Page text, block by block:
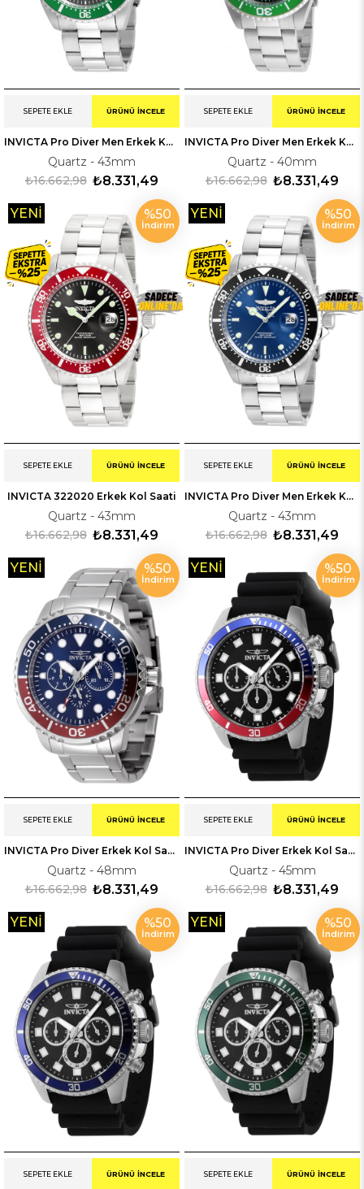
INVICTA Pro Diver Men Erkek Kol Saati 322021
Quartz - 43mm
₺8.331,49
₺16.662,98
SEPETE EKLE ÜRÜNÜ İNCELE
INVICTA Pro Diver Men Erkek Kol Saati 324947
Quartz - 40mm
₺8.331,49
₺16.662,98
SEPETE EKLE ÜRÜNÜ İNCELE
INVICTA 322020 Erkek Kol Saati
Quartz - 43mm
₺8.331,49
₺16.662,98
SEPETE EKLE ÜRÜNÜ İNCELE
%50
İndirim
YENI
INVICTA Pro Diver Men Erkek Kol Saati 322054
Quartz - 43mm
₺8.331,49
₺16.662,98
SEPETE EKLE ÜRÜNÜ İNCELE
%50
İndirim
YENI
INVICTA Pro Diver Erkek Kol Saati 247227
Quartz - 48mm
₺8.331,49
₺16.662,98
SEPETE EKLE ÜRÜNÜ İNCELE
%50
İndirim
YENI
INVICTA Pro Diver Erkek Kol Saati 246119
Quartz - 45mm
₺8.331,49
₺16.662,98
SEPETE EKLE ÜRÜNÜ İNCELE
%50
İndirim
YENI
SEPETE EKLE ÜRÜNÜ İNCELE
%50
İndirim
YENI
SEPETE EKLE ÜRÜNÜ İNCELE
%50
İndirim
YENI